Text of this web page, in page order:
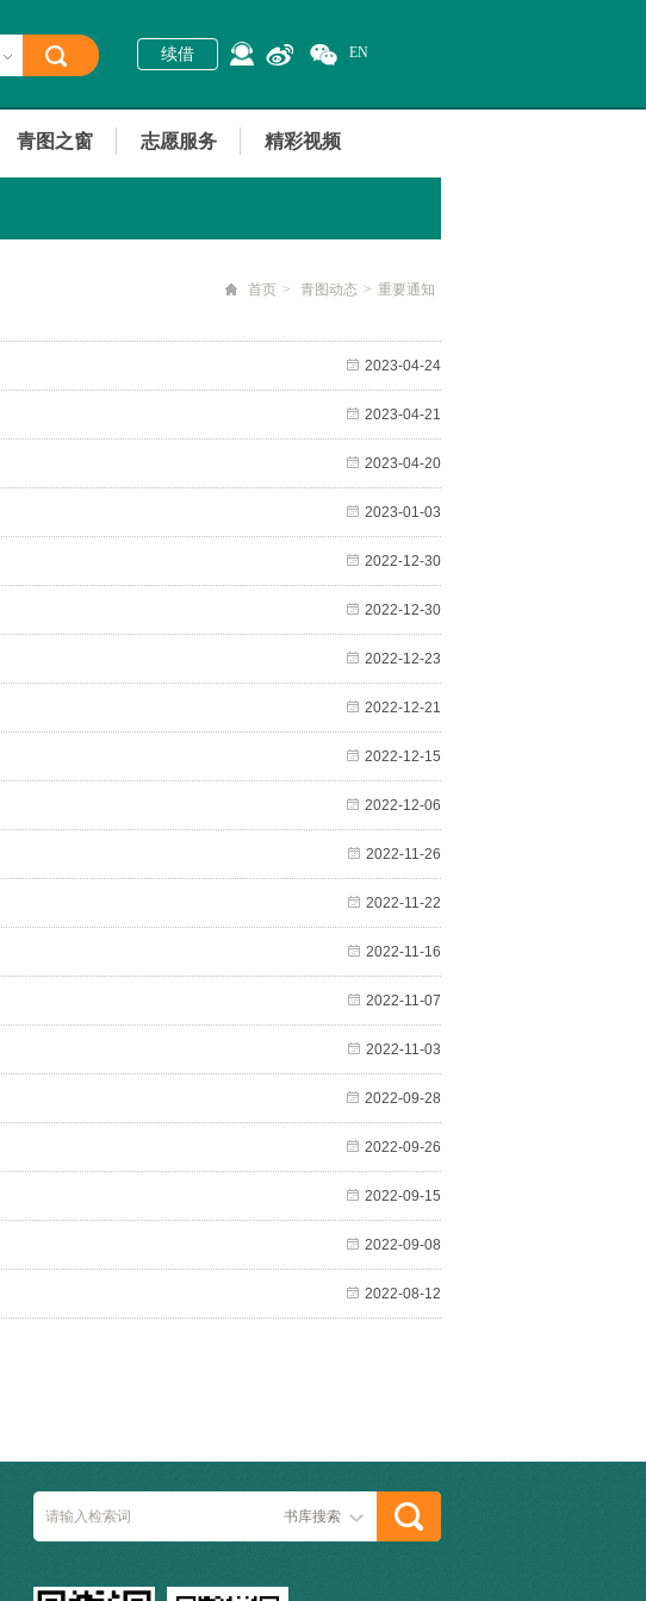
续借 EN
青图之窗 志愿服务 精彩视频
首页 > 青图动态 > 重要通知
2023-04-24
2023-04-21
2023-04-20
2023-01-03
2022-12-30
2022-12-30
2022-12-23
2022-12-21
2022-12-15
2022-12-06
2022-11-26
2022-11-22
2022-11-16
2022-11-07
2022-11-03
2022-09-28
2022-09-26
2022-09-15
2022-09-08
2022-08-12
书库搜索